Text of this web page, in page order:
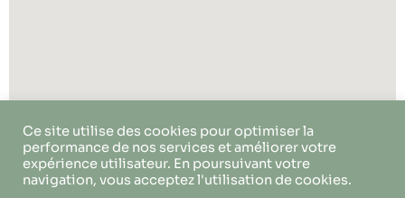
Ce site utilise des cookies pour optimiser la
performance de nos services et améliorer votre
expérience utilisateur. En poursuivant votre
navigation, vous acceptez l'utilisation de cookies.